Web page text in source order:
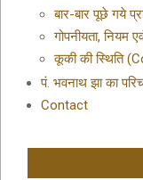
बार-बार पूछे गये
गोपनीयता, नियम
कूकी की स्थिति
पं. भवनाथ झा का
Contact